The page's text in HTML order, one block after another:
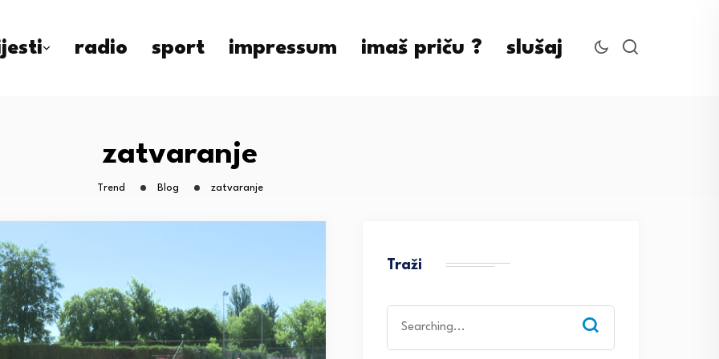
radio sport impressum imaš priču ? slušaj
zatvaranje
Trend Blog zatvaranje
Traži
for: